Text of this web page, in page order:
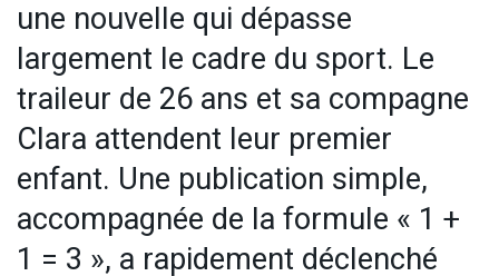
une nouvelle qui dépasse
largement le cadre du sport. Le
traileur de 26 ans et sa compagne
Clara attendent leur premier
enfant. Une publication simple,
accompagnée de la formule « 1 +
1 = 3 », a rapidement déclenché